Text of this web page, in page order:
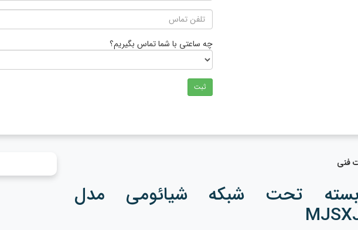
چه ساعتی با شما تماس بگیریم؟
ثبت
فنی
تحت شبکه شیائومی مدل